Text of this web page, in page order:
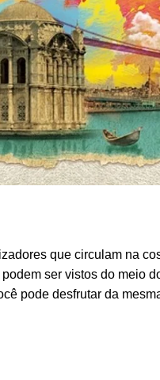
que circulam na
ser vistos do meio
pode desfrutar da